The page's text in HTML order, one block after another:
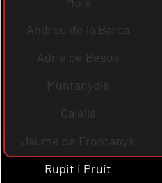
Andreu de la Barca
Adrià de Besòs
Muntanyola
Calella
Jaume de Frontanyà
Rupit i Pruit